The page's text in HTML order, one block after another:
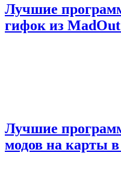
Лучшие
гифок из
Лучшие
модов на карты